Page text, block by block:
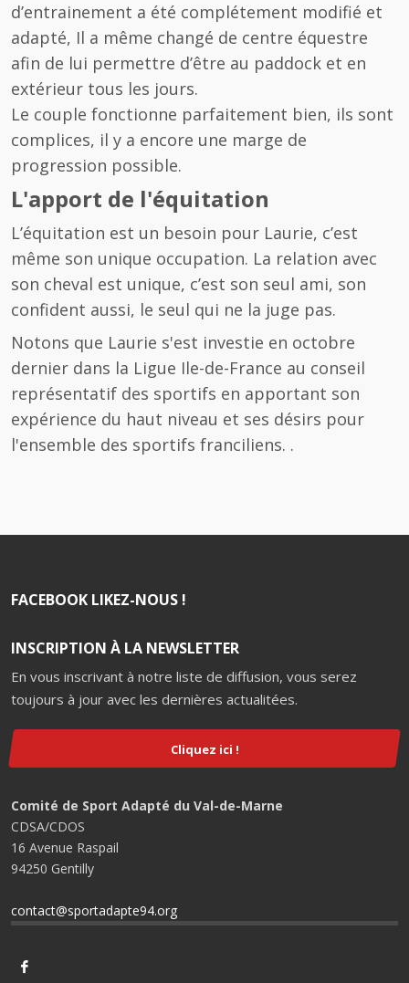
d’entrainement a été complétement modifié et
adapté, Il a même changé de centre équestre
afin de lui permettre d’être au paddock et en
extérieur tous les jours.
Le couple fonctionne parfaitement bien, ils sont
complices, il y a encore une marge de
progression possible.
L'apport de l'équitation
L’équitation est un besoin pour Laurie, c’est
même son unique occupation. La relation avec
son cheval est unique, c’est son seul ami, son
confident aussi, le seul qui ne la juge pas.
Notons que Laurie s'est investie en octobre
dernier dans la Ligue Ile-de-France au conseil
représentatif des sportifs en apportant son
expérience du haut niveau et ses désirs pour
l'ensemble des sportifs franciliens. .
FACEBOOK LIKEZ-NOUS !
INSCRIPTION À LA NEWSLETTER
En vous inscrivant à notre liste de diffusion, vous serez
toujours à jour avec les dernières actualitées.
Cliquez ici !
Comité de Sport Adapté du Val-de-Marne
CDSA/CDOS
16 Avenue Raspail
94250 Gentilly
contact@sportadapte94.org